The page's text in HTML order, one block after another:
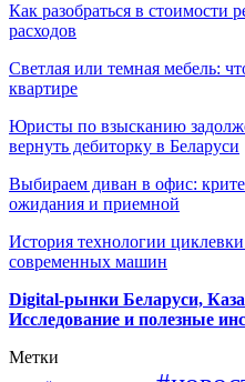
Как разобраться в стоимости
расходов
Светлая или темная мебель:
квартире
Юристы по взысканию
вернуть дебиторку в Беларуси
Выбираем диван в офис:
ожидания и приемной
История технологии
современных машин
Digital-рынки Беларуси,
Исследование и полезные
Метки